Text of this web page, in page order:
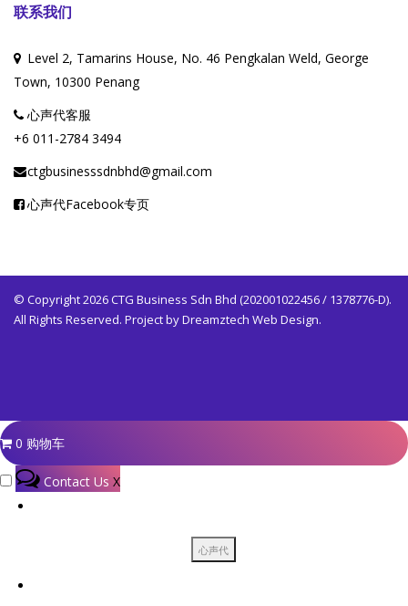
联系我们
Level 2, Tamarins House, No. 46 Pengkalan Weld, George
Town, 10300 Penang
心声代客服
+6 011-2784 3494
ctgbusinesssdnbhd@gmail.com
心声代Facebook专页
© Copyright 2026 CTG Business Sdn Bhd (202001022456 / 1378776-D).
All Rights Reserved. Project byDreamztech Web Design.
0 购物车
Contact Us X